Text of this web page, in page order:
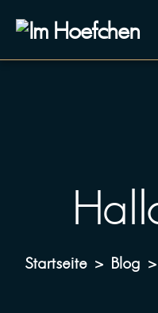
Startseite > Blog >